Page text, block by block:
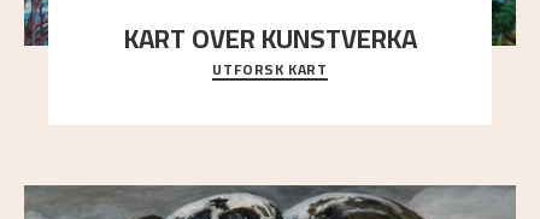
KART OVER KUNSTVERKA
Utforsk stedene og utsiktene i Astrups malerier
UTFORSK KART